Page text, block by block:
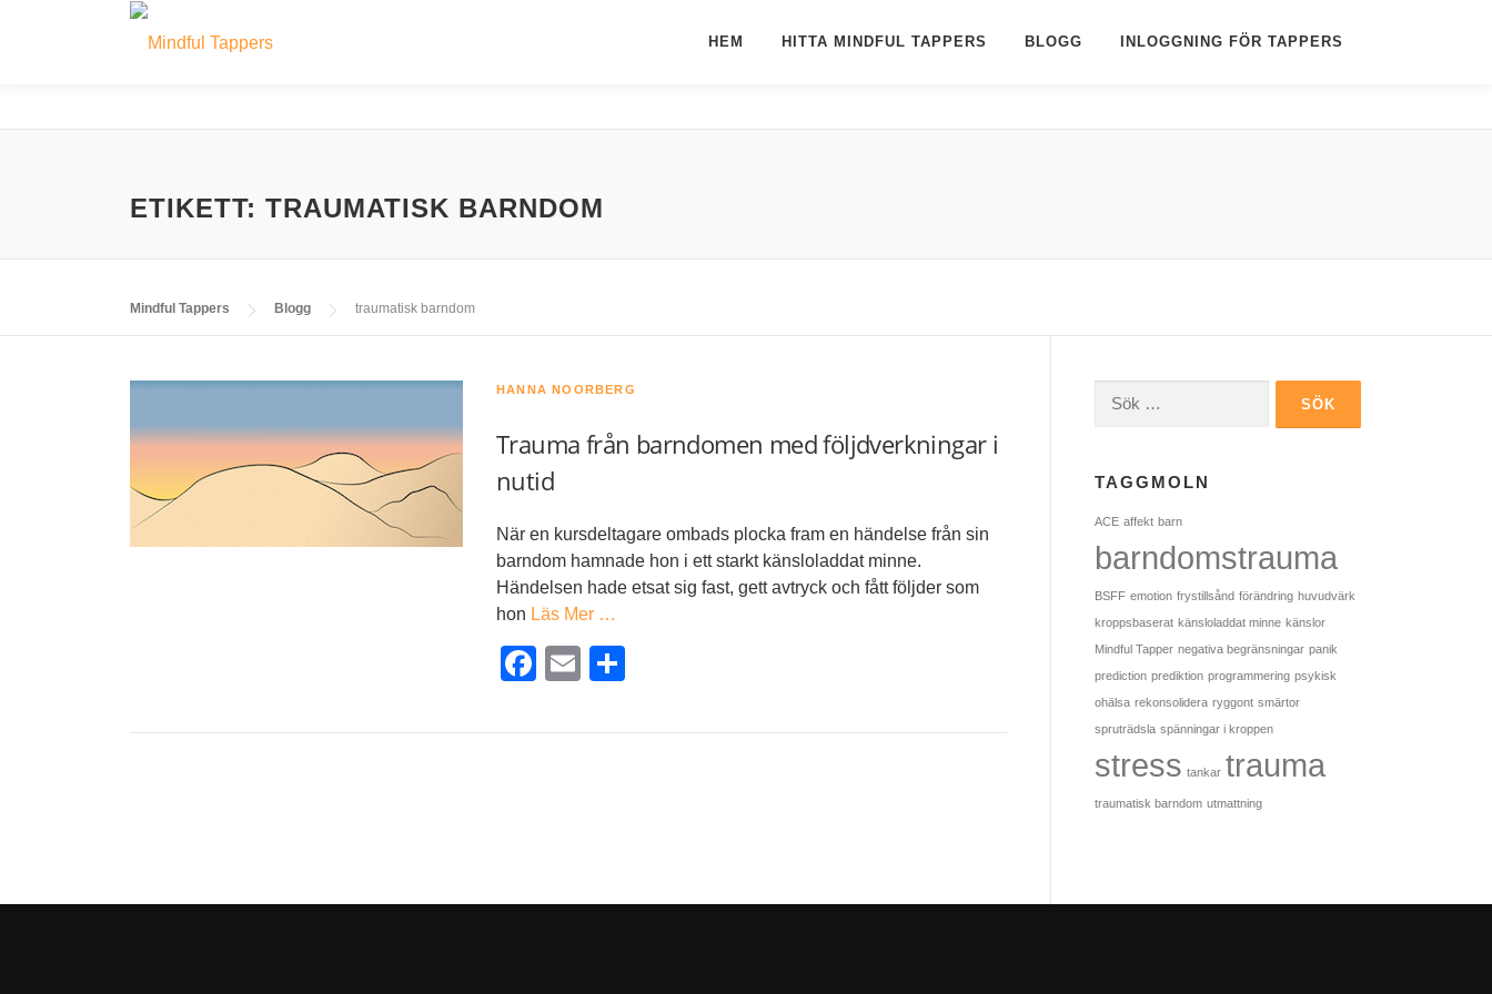
HEM HITTA MINDFUL TAPPERS BLOGG INLOGGNING FÖR TAPPERS
ETIKETT: TRAUMATISK BARNDOM
Mindful Tappers Blogg traumatisk barndom
HANNA NOORBERG
Trauma från barndomen med följdverkningar i
nutid
När en kursdeltagare ombads plocka fram en händelse från sin
barndom hamnade hon i ett starkt känsloladdat minne.
Händelsen hade etsat sig fast, gett avtryck och fått följder som
hon Läs Mer …
Facebook
Email
TAGGMOLN
ACE affekt barn
barndomstrauma
BSFF emotion frystillsånd förändring huvudvärk
kroppsbaserat känsloladdat minne känslor
Mindful Tapper negativa begränsningar panik
prediction prediktion programmering psykisk
ohälsa rekonsolidera ryggont smärtor
spruträdsla spänningar i kroppen
stress tankar trauma
traumatisk barndom utmattning